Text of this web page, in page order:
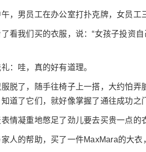
，男员工在办公室打扑克牌，女员工
看我们买的衣服，说：“女孩子投资
：哇，真的好有道理。
脱了，随手往椅子上一搭，大约怕弄
道了它们，就好像掌握了通往成功之
情凝重地憋足了劲儿要去买贵一点的
人的帮助，买了一件MaxMara的大衣